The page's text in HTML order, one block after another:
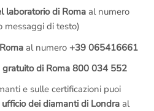
laboratorio di Romaal numero
messaggi di testo)
al numero +39 065416661
gratuito di Roma 800 034 552
e sulle certificazioni puoi
ufficio dei diamanti di Londraal